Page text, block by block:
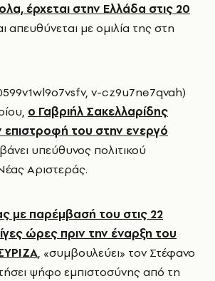
έρχεται στην Ελλάδα στις 20
απευθύνεται με ομιλία της στη
v-cz9u7ne7qvah)
ο Γαβριήλ Σακελλαρίδης
επιστροφή του στην ενεργό
υπεύθυνος πολιτικού
Αριστεράς.
με παρέμβασή του στις 22
ώρες πριν την έναρξη του
, «συμβουλεύει» τον Στέφανο
ψήφο εμπιστοσύνης από τη